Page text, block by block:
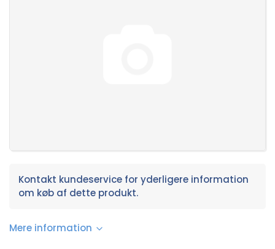
Kontakt kundeservice for yderligere information
om køb af dette produkt.
Mere information